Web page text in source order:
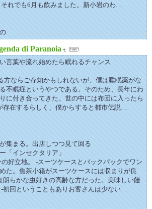
れでも6月も飲みました。新小岩のわ…
di Paranoia
言葉や流れ始めたら眠れるチャンス
方ならご存知かもしれないが、僕は睡眠薬がな
不眠症というやつである。そのため、長年にわ
に付き合ってきた。世の中には布団に入ったら
存在するらしく、僕からすると都市伝説…
集まる。出店しつつ見て回る
「インセクタリア」
好立地。 -スーツケースとバックパックでワン
た。焦茶小箱がスーツケースには収まりが良
朗らかな虫好きの高齢な方だった。美味しい饅
初回ということもありお客さんは少ない…